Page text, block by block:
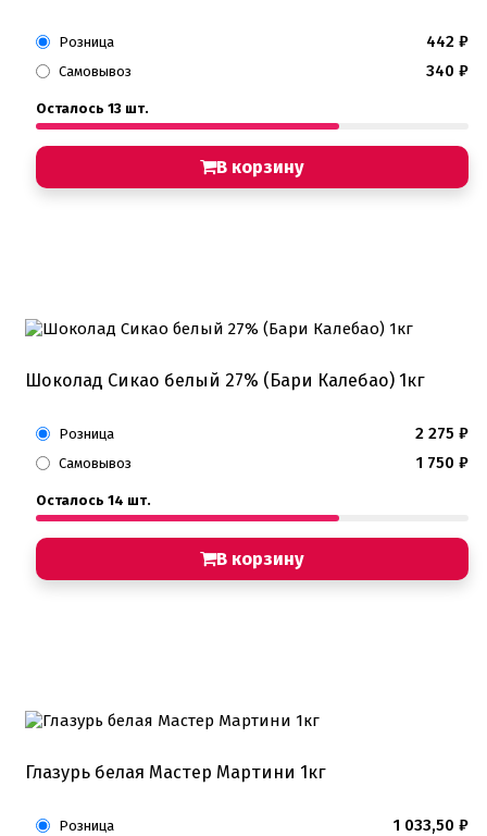
Розница 442 ₽
Самовывоз 340 ₽
Осталось 13 шт.
В корзину
Шоколад Сикао белый 27% (Бари Калебао) 1кг
Розница 2 275 ₽
Самовывоз 1 750 ₽
Осталось 14 шт.
В корзину
Глазурь белая Мастер Мартини 1кг
Розница 1 033,50 ₽